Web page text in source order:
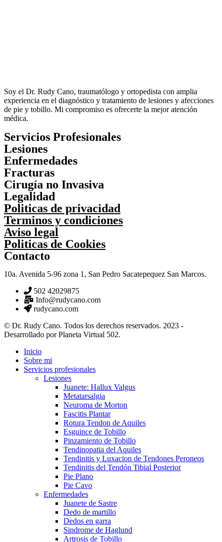
Soy el Dr. Rudy Cano, traumatólogo y ortopedista con amplia
experiencia en el diagnóstico y tratamiento de lesiones y afecciones
de pie y tobillo. Mi compromiso es ofrecerte la mejor atención
médica.
Servicios Profesionales
Lesiones
Enfermedades
Fracturas
Cirugía no Invasiva
Legalidad
Politicas de privacidad
Terminos y condiciones
Aviso legal
Politicas de Cookies
Contacto
10a. Avenida 5-96 zona 1, San Pedro Sacatepequez San Marcos.
502 42029875
Info@rudycano.com
rudycano.com
© Dr. Rudy Cano. Todos los derechos reservados. 2023 -
Desarrollado por Planeta Virtual 502.
Inicio
Sobre mi
Servicios profesionales
Lesiones
Juanete: Hallux Valgus
Metatarsalgia
Neuroma de Morton
Fascitis Plantar
Rotura Tendon de Aquiles
Esguince de Tobillo
Pinzamiento de Tobillo
Tendinopatia del Aquiles
Tendinitis y Luxacion de Tendones Peroneos
Tendinitis del Tendón Tibial Posterior
Pie Plano
Pie Cavo
Enfermedades
Juanete de Sastre
Dedo de martillo
Dedos en garra
Sindrome de Haglund
Artrosis de Tobillo